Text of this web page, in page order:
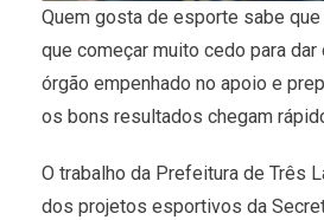
Quem gosta de esporte sabe
que começar muito cedo para
órgão empenhado no apoio e
os bons resultados chegam
O trabalho da Prefeitura de Três
dos projetos esportivos da